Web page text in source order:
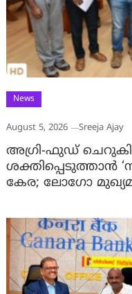
News
August 5, 2026 Sreeja Ajay
അഗ്രി-ഫുഡ്
ശക്തിപ്പെടുത്താന്‍
കേര; ലോഗോ